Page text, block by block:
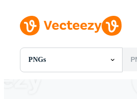
PNGs
Alle Bilder